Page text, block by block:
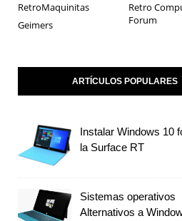
RetroMaquinitas
Retro
Forum
Geimers
ARTÍCULOS POPULARES
Instalar Windows 10
la Surface RT
Sistemas operativos
Alternativos a